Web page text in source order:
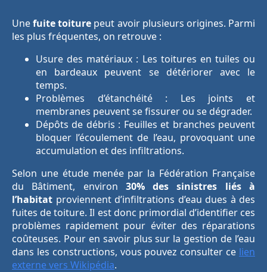
Unefuite toiture peut avoir plusieurs origines. Parmi
les plus fréquentes, on retrouve :
Usure des matériaux : Les toitures en tuiles ou
en bardeaux peuvent se détériorer avec le
temps.
Problèmes d’étanchéité : Les joints et
membranes peuvent se fissurer ou se dégrader.
Dépôts de débris : Feuilles et branches peuvent
bloquer l’écoulement de l’eau, provoquant une
accumulation et des infiltrations.
Selon une étude menée par la Fédération Française
du Bâtiment, environ 30% des sinistres liés à
l’habitat proviennent d’infiltrations d’eau dues à des
fuites de toiture. Il est donc primordial d’identifier ces
problèmes rapidement pour éviter des réparations
coûteuses. Pour en savoir plus sur la gestion de l’eau
dans les constructions, vous pouvez consulter ce lien
externe vers Wikipédia.